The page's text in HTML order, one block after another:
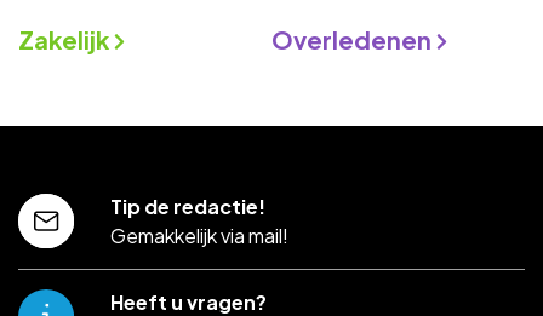
Zakelijk Overledenen
Tip de redactie!
Gemakkelijk via mail!
Heeft u vragen?